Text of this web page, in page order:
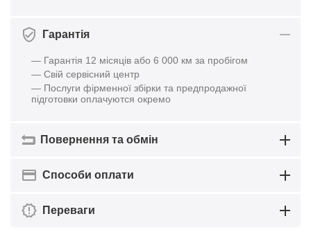
Гарантія
— Гарантія 12 місяців або 6 000 км за пробігом
— Свій сервісний центр
— Послуги фірменної збірки та предпродажної
підготовки оплачуются окремо
Повернення та обмін
Способи оплати
Переваги